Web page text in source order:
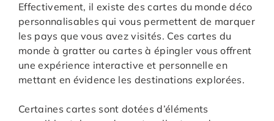
Effectivement, il existe des cartes du monde déco
personnalisables qui vous permettent de marquer
les pays que vous avez visités. Ces cartes du
monde à gratter ou cartes à épingler vous offrent
une expérience interactive et personnelle en
mettant en évidence les destinations explorées.
Certaines cartes sont dotées d’éléments